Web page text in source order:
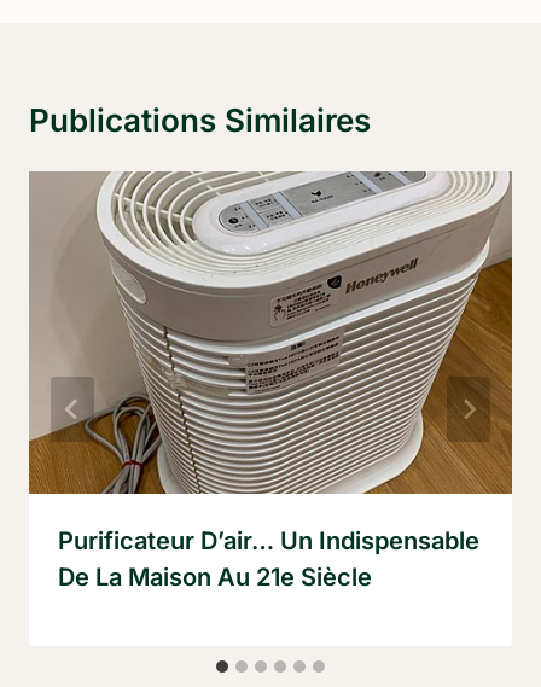
Publications Similaires
Purificateur D’air… Un Indispensable
De La Maison Au 21e Siècle